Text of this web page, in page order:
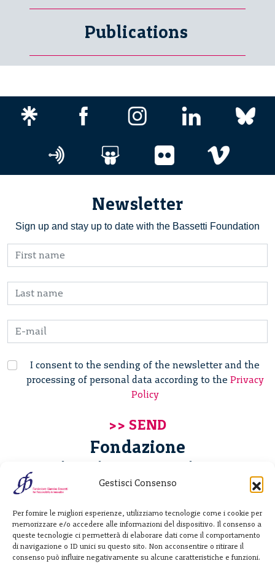
Gestisci Consenso
Per fornire le migliori esperienze, utilizziamo tecnologie come i cookie per
memorizzare e/o accedere alle informazioni del dispositivo. Il consenso a
queste tecnologie ci permetterà di elaborare dati come il comportamento
di navigazione o ID unici su questo sito. Non acconsentire o ritirare il
consenso può influire negativamente su alcune caratteristiche e funzioni.
Publications
Newsletter
Sign up and stay up to date with the Bassetti Foundation
I consent to the sending of the newsletter and the
processing of personal data according to the Privacy
Policy
Fondazione
Giannino Bassetti ETS
20122 Milano - Italia
T. +39 02 781933
F. + 39 02 76392030